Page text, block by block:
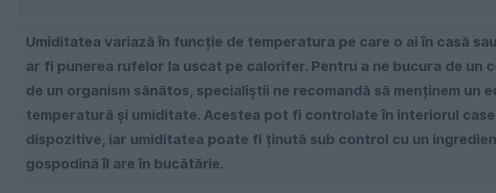
Umiditatea variază în funcție de temperatura pe care o ai în casă
ar fi punerea rufelor la uscat pe calorifer. Pentru a ne bucura de un
de un organism sănătos, specialiștii ne recomandă să menținem un
temperatură și umiditate. Acestea pot fi controlate în interiorul
dispozitive, iar umiditatea poate fi ținută sub control cu un
gospodină îl are în bucătărie.